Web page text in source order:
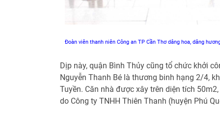
Đoàn viên thanh niên Công an TP Cần Thơ dâng hoa, dâng
Dịp này, quận Bình Thủy cũng tổ chức khởi
Nguyễn Thanh Bé là thương binh hạng 2/4,
Tuyền. Căn nhà được xây trên diện tích
do Công ty TNHH Thiên Thanh (huyện Phú